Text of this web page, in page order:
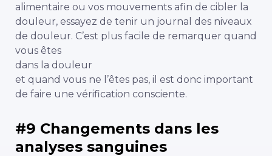
alimentaire ou vos mouvements afin de cibler la
douleur, essayez de tenir un journal des niveaux
de douleur. C’est plus facile de remarquer quand
vous êtes
dans la douleur
et quand vous ne l’êtes pas, il est donc important
de faire une vérification consciente.
#9 Changements dans les
analyses sanguines